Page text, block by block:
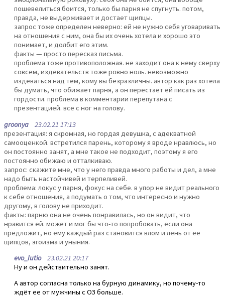
пошевелиться боится, только бы парня не спугнуть. потом,
правда, не выдерживает и достает щипцы.
запрос тоже определен неверно: ей не нужно себя уговаривать
на отношения с ним, она бы их очень хотела и хорошо это
понимает, и долбит его этим.
факты — просто пересказ письма.
проблема тоже противоположная. не заходит она к нему сверху
совсем, издевательств тоже ровно ноль. невозможно
издеваться над тем, кому вы безразличны. автор как раз хотела
бы думать, что обижает парня, а он перестает ей писать из
гордости. проблема в комментарии перепутана с
презентацией. все с ног на голову.
groonya 23.02.21 17:13
презентация: я скромная, но гордая девушка, с адекватной
самооценкой. встретился парень, которому я вроде нравлюсь, но
он постоянно занят, а мне такое не подходит, поэтому я его
постоянно обижаю и отталкиваю.
запрос: скажите мне, что у него правда много работы и дел, а мне
надо быть настойчивей и терпеливей.
проблема: локус у парня, фокус на себе. в упор не видит реального
к себе отношения, а подумать о том, что интересно и нужно
другому, в голову не приходит.
факты: парню она не очень понравилась, но он видит, что
нравится ей. может и мог бы что-то попробовать, если она
предложит, но ему каждый раз становится влом и лень от ее
щипцов, эгоизма и уныния.
evo_lutio23.02.21 20:17
Ну и он действительно занят.
А автор согласна только на бурную динамику, но почему-то
ждёт ее от мужчины с ОЗ больше.